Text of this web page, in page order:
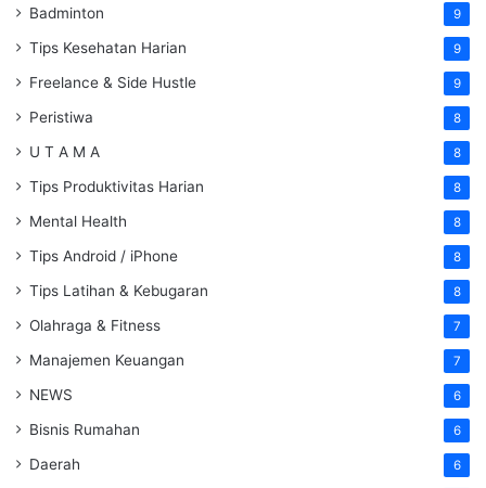
Badminton 9
Tips Kesehatan Harian 9
Freelance & Side Hustle 9
Peristiwa 8
U T A M A 8
Tips Produktivitas Harian 8
Mental Health 8
Tips Android / iPhone 8
Tips Latihan & Kebugaran 8
Olahraga & Fitness 7
Manajemen Keuangan 7
NEWS 6
Bisnis Rumahan 6
Daerah 6